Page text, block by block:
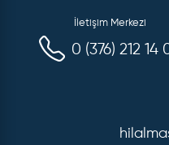
İletişim Merkezi
0 (376) 212 14